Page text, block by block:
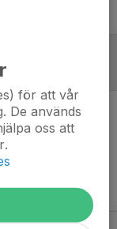
för att vår
De används
oss att